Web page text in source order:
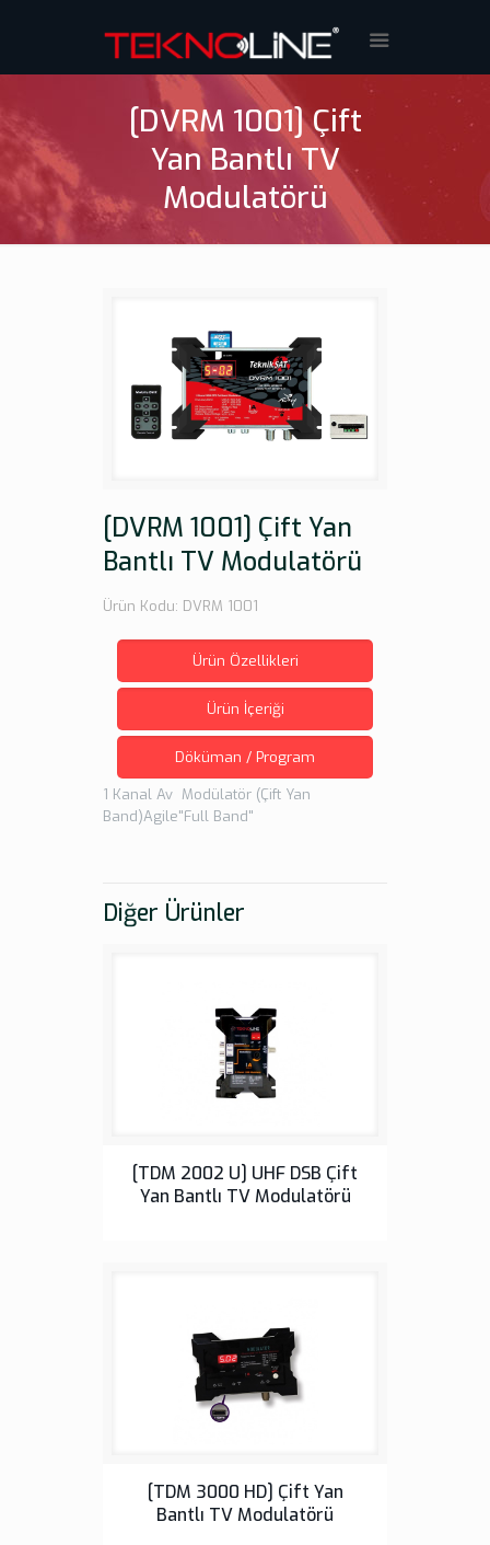
[DVRM 1001] Çift
Yan Bantlı TV
Modulatörü
[DVRM 1001] Çift Yan
Bantlı TV Modulatörü
Ürün Kodu: DVRM 1001
Ürün Özellikleri
Ürün İçeriği
Döküman / Program
1 Kanal Av Modülatör (Çift Yan
Band)Agile"Full Band"
Diğer Ürünler
Çift Yan Bantlı TV Modülatörleri
[TDM 2002 U] UHF DSB Çift
Yan Bantlı TV Modulatörü
Çift Yan Bantlı TV Modülatörleri
[TDM 3000 HD] Çift Yan
Bantlı TV Modulatörü